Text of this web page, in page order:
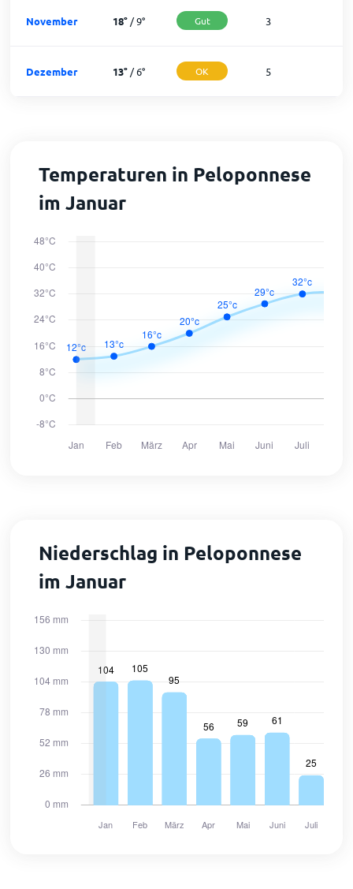
November 18° /9° Gut 3
Dezember 13° /6° OK 5
Temperaturen in Peloponnese
im Januar
Niederschlag in Peloponnese
im Januar